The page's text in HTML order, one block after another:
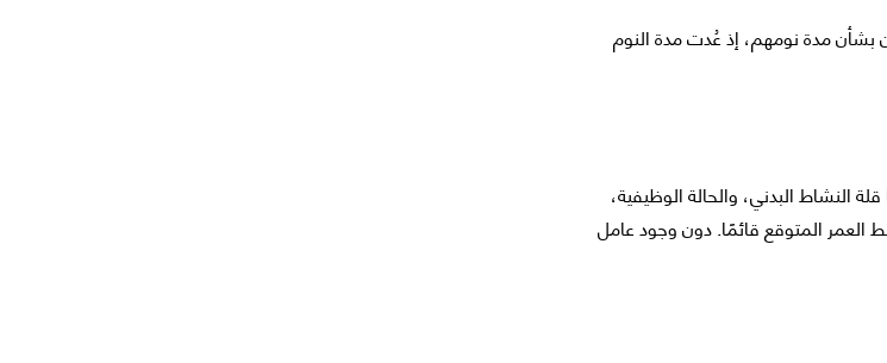
بشأن مدة نومهم، إذ عُدت مدة النوم
النشاط البدني، والحالة الوظيفية،
العمر المتوقع قائمًا. دون وجود عامل